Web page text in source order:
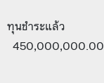
ทุนชำระแล้ว
450,000,000.00